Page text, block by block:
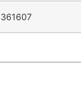
361607